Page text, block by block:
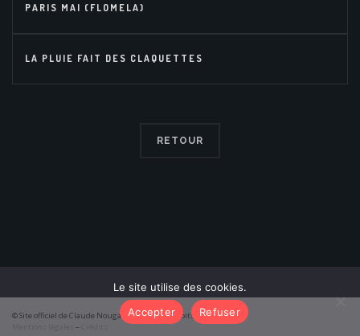
PARIS MAI (FLOMELA)
LA PLUIE FAIT DES CLAQUETTES
RETOUR
© Site officiel de Claude Nougaro 2026 – Tous droits réservés
–
Le site utilise des cookies.
Accepter
Refuser